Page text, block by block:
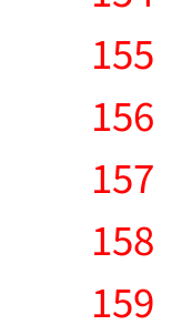
155
156
157
158
159